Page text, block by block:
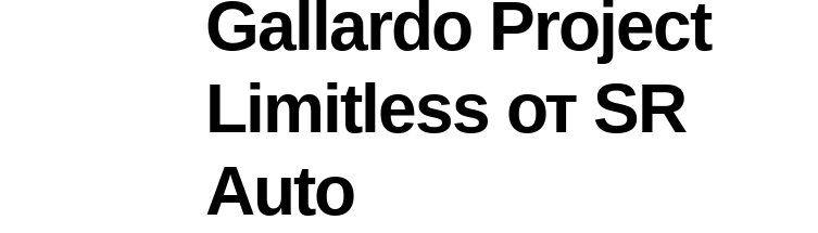
Gallardo Project
Limitless от SR
Auto